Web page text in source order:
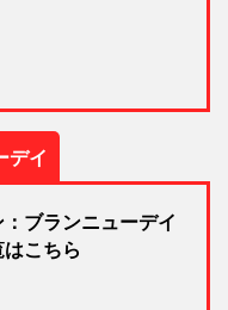
デイ
ブランニューデイ
こちら